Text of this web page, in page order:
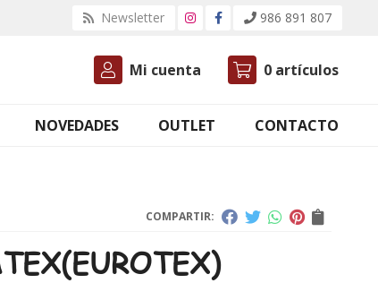
Newsletter 986 891 807
Mi cuenta 0 artículos
NOVEDADES OUTLET CONTACTO
COMPARTIR:
(EUROTEX)